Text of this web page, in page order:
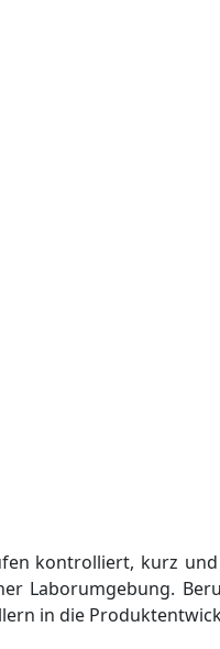
kontrolliert, kurz
Laborumgebung.
in die